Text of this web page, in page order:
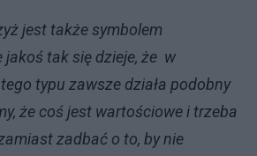
jest także symbolem
jakoś tak się dzieje, że w
typu zawsze działa podobny
że coś jest wartościowe i trzeba
zadbać o to, by nie